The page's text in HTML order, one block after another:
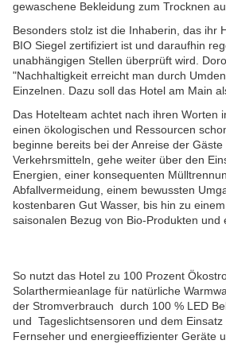
gewaschene Bekleidung zum Trocknen
Besonders stolz ist die Inhaberin, das ihr
BIO Siegel zertifiziert ist und daraufhin
unabhängigen Stellen überprüft wird.
"Nachhaltigkeit erreicht man durch
Einzelnen. Dazu soll das Hotel am Main
Das Hotelteam achtet nach ihren Worten
einen ökologischen und Ressourcen
beginne bereits bei der Anreise der
Verkehrsmitteln, gehe weiter über den
Energien, einer konsequenten
Abfallvermeidung, einem bewussten
kostenbaren Gut Wasser, bis hin zu
saisonalen Bezug von Bio-Produkten und
So nutzt das Hotel zu 100 Prozent
Solarthermieanlage für natürliche
der Stromverbrauch durch 100 % LED
und Tageslichtsensoren und dem
Fernseher und energieeffizienter Geräte